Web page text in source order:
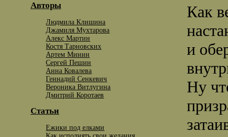
Авторы
Людмила Клишина
Джамиля Мухтарова
Алекс Мартин
Костя Тарновских
Артем Минин
Сергей Пешин
Анна Ковалева
Геннадий Сенкевич
Вероника Витлугина
Дмитрий Коротаев
Статьи
Ежики под елками
Как
и
Ну